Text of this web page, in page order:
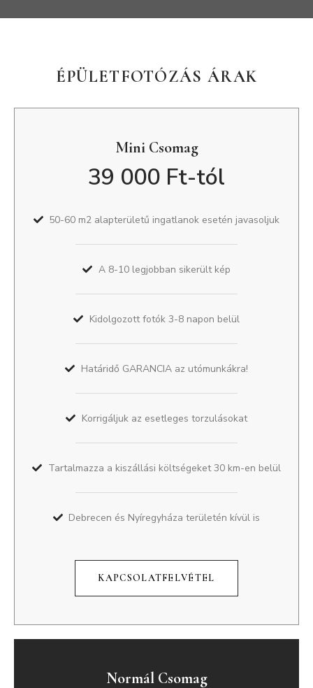
ÉPÜLETFOTÓZÁS ÁRAK
Mini Csomag
39 000 Ft-tól
50-60 m2 alapterületű ingatlanok esetén javasoljuk
A 8-10 legjobban sikerült kép
Kidolgozott fotók 3-8 napon belül
Határidő GARANCIA az utómunkákra!
Korrigáljuk az esetleges torzulásokat
Tartalmazza a kiszállási költségeket 30 km-en belül
Debrecen és Nyíregyháza területén kívül is
KAPCSOLATFELVÉTEL
Normál Csomag